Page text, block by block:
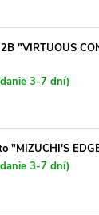
"VIRTUOUS
3-7 dní)
"MIZUCHI'S
3-7 dní)